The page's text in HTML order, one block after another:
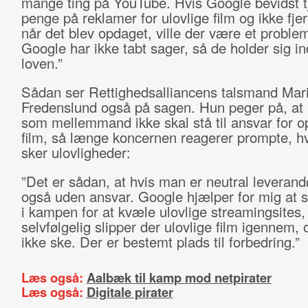
penge på reklamer for ulovlige film og ikke
når det blev opdaget, ville der være et
Google har ikke tabt sager, så de holder sig
loven.”
Sådan ser Rettighedsalliancens talsmand
Fredenslund også på sagen. Hun peger på, at
som mellemmand ikke skal stå til ansvar for
film, så længe koncernen reagerer prompte,
sker ulovligheder:
”Det er sådan, at hvis man er neutral
også uden ansvar. Google hjælper for mig at
i kampen for at kvæle ulovlige
selvfølgelig slipper der ulovlige film igennem,
ikke ske. Der er bestemt plads til forbedring.”
Læs også: Aalbæk til kamp mod netpirater
Læs også: Digitale pirater